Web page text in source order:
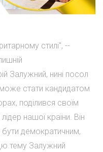
стилі", --
Залужний, нині посол
може стати кандидатом
поділився своїм
нашої країни. Він
демократичним,
тему Залужний